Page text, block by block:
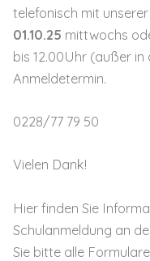
telefonisch mit
01.10.25 mittwochs
bis 12.00Uhr (außer in
Anmeldetermin.
0228/77 79 50
Vielen Dank!
Hier finden Sie
Schulanmeldung an
Sie bitte alle